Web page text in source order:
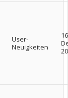
User-
Neuigkeiten